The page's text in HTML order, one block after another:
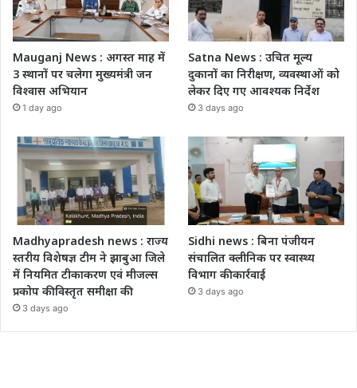
Mauganj News : अगस्त माह में
3 स्थानों पर चलेगा मुख्यमंत्री जन
विश्वास अभियान
1 day ago
Satna News : उचित मूल्य
दुकानों का निरीक्षण, व्यवस्थाओं को
लेकर दिए गए आवश्यक निर्देश
3 days ago
Madhyapradesh news : राज्य
स्तरीय विशेषज्ञ टीम ने झाबुआ जिले
में नियमित टीकाकरण एवं मीजल्स
प्रकोप की विस्तृत समीक्षा की
3 days ago
Sidhi news : बिना पंजीयन
संचालित क्लीनिक पर स्वास्थ्य
विभाग की कार्रवाई
3 days ago